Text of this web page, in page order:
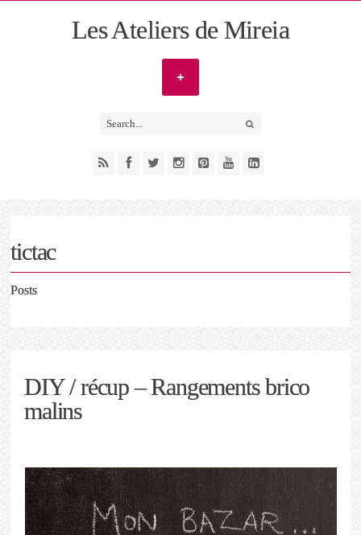
Les Ateliers de Mireia
tictac
Posts
DIY / récup – Rangements brico
malins